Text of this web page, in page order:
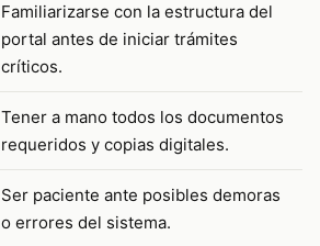
Familiarizarse con la estructura del
portal antes de iniciar trámites
críticos.
Tener a mano todos los documentos
requeridos y copias digitales.
Ser paciente ante posibles demoras
o errores del sistema.